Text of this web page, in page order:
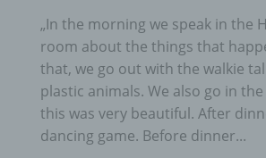
„In the morning we speak in the
room about the things that
that, we go out with the walkie
plastic animals. We also go in
this was very beautiful. After
dancing game. Before dinner...